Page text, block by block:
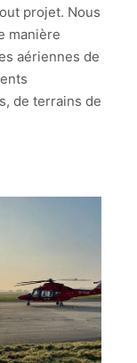
projet. Nous
manière
aériennes de
de terrains de